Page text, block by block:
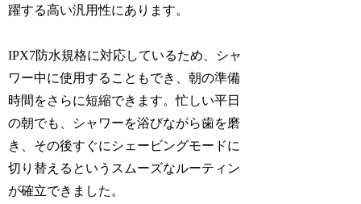
躍する高い汎用性にあります。
IPX7防水規格に対応しているため、シャ
ワー中に使用することもでき、朝の準備
時間をさらに短縮できます。忙しい平日
の朝でも、シャワーを浴びながら歯を磨
き、その後すぐにシェービングモードに
切り替えるというスムーズなルーティン
が確立できました。